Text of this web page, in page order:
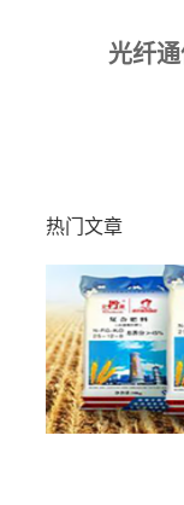
光纤
热门文章